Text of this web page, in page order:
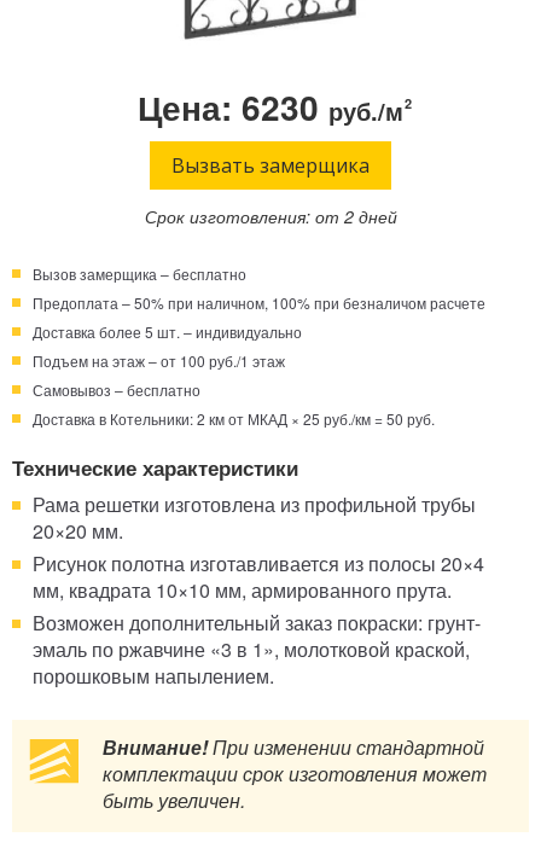
Заказать обратный звонок
+7 (495) 003-40-74 Круглосуточно!
Цена: 6230 руб./м2
Вызвать замерщика
Срок изготовления: от 2 дней
Вызов замерщика – бесплатно
Предоплата – 50% при наличном, 100% при безналичом расчете
Доставка более 5 шт. – индивидуально
Подъем на этаж – от 100 руб./1 этаж
Самовывоз – бесплатно
Доставка в Котельники: 2 км от МКАД × 25 руб./км = 50 руб.
Технические характеристики
Рама решетки изготовлена из профильной трубы
20×20 мм.
Рисунок полотна изготавливается из полосы 20×4
мм, квадрата 10×10 мм, армированного прута.
Возможен дополнительный заказ покраски: грунт-
эмаль по ржавчине «3 в 1», молотковой краской,
порошковым напылением.
Внимание!При изменении стандартной
комплектации срок изготовления может
быть увеличен.